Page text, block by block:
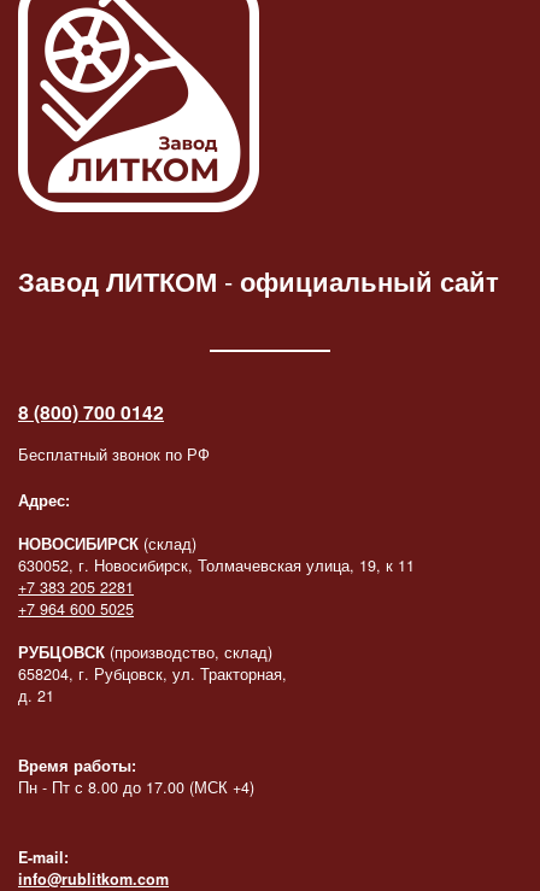
Завод ЛИТКОМ -официальный сайт
8 (800) 700 0142
Бесплатный звонок по РФ
Адрес:
НОВОСИБИРСК (склад)
630052, г. Новосибирск, Толмачевская улица, 19, к 11
+7 383 205 2281
+7 964 600 5025
РУБЦОВСК (производство, склад)
658204, г. Рубцовск, ул. Тракторная,
д. 21
Время работы:
Пн - Пт с 8.00 до 17.00 (МСК +4)
E-mail:
info@rublitkom.com